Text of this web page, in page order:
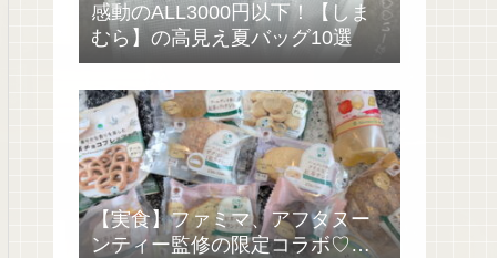
感動のALL3000円以下！【しま
むら】の高見え夏バッグ10選
【実食】ファミマ、アフタヌー
ンティー監修の限定コラボ♡過